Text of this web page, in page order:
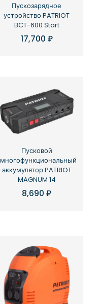
Пускозарядное
устройство PATRIOT
BCT-600 Start
17,700 ₽
Пусковой
многофункциональный
аккумулятор PATRIOT
MAGNUM 14
8,690₽